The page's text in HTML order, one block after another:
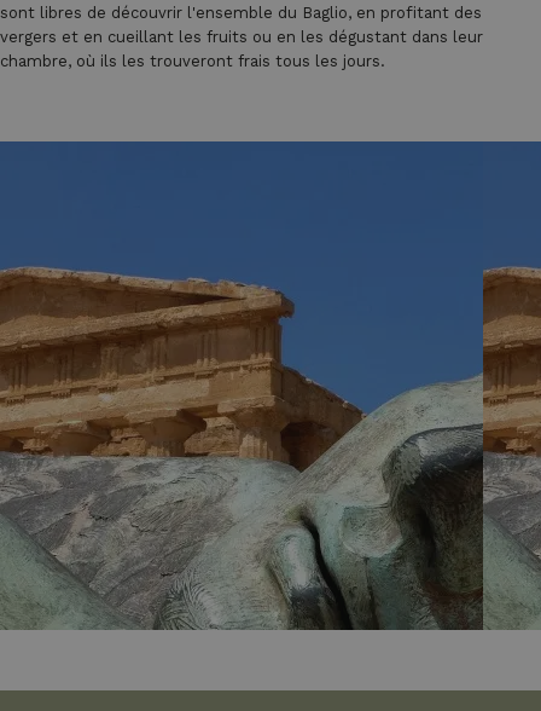
sont libres de découvrir l'ensemble du Baglio, en profitant des
vergers et en cueillant les fruits ou en les dégustant dans leur
chambre, où ils les trouveront frais tous les jours.